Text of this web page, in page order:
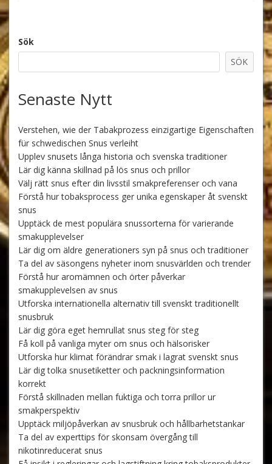
Sök
SÖK
Senaste Nytt
Verstehen, wie der Tabakprozess einzigartige Eigenschaften
für schwedischen Snus verleiht
Upplev snusets långa historia och svenska traditioner
Lär dig känna skillnad på lös snus och prillor
Välj rätt snus efter din livsstil smakpreferenser och vana
Förstå hur tobaksprocess ger unika egenskaper åt svenskt
snus
Upptäck de mest populära snussorterna för varierande
smakupplevelser
Lär dig om äldre generationers syn på snus och traditioner
Ta del av säsongens nyheter inom snusvärlden och trender
Förstå hur aromämnen och örter påverkar
smakupplevelsen av snus
Utforska internationella alternativ till svenskt traditionellt
snusbruk
Lär dig göra eget hemrullat snus steg för steg
Få koll på vanliga myter om snus och hälsorisker
Utforska hur klimat förändrar smak i lagrat svenskt snus
Lär dig tolka snusetiketter och packningsinformation
korrekt
Förstå skillnaden mellan fuktiga och torra prillor ur
smakperspektiv
Upptäck miljöpåverkan av snusbruk och hållbarhetstankar
Ta del av experttips för skonsam övergång till
nikotinreducerat snus